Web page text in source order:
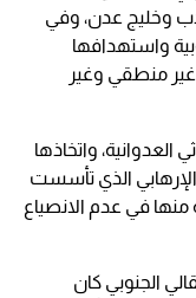
وخليج عدن، وفي
واستهدافها
غير منطقي وغير
العدوانية، واتخاذها
الذي تأسست
منها في عدم الانصياع
الجنوبي كان